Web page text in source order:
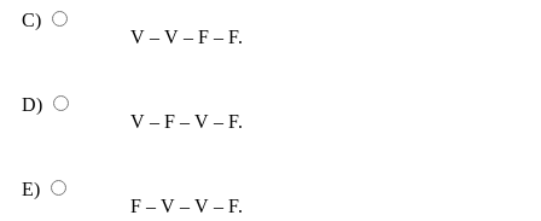
C)
V – V – F – F.
D)
V – F – V – F.
E)
F – V – V – F.